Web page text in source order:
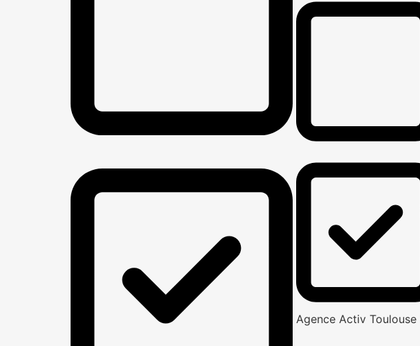
Agence Activ Toulouse